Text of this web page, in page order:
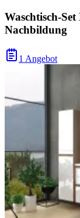
Waschtisch-
Nachbildung
1 Angebot